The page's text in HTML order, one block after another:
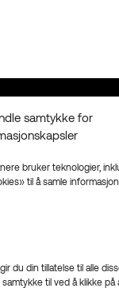
samtykke for
bruker teknologier,
til å samle
du din tillatelse til alle
til ved å klikke